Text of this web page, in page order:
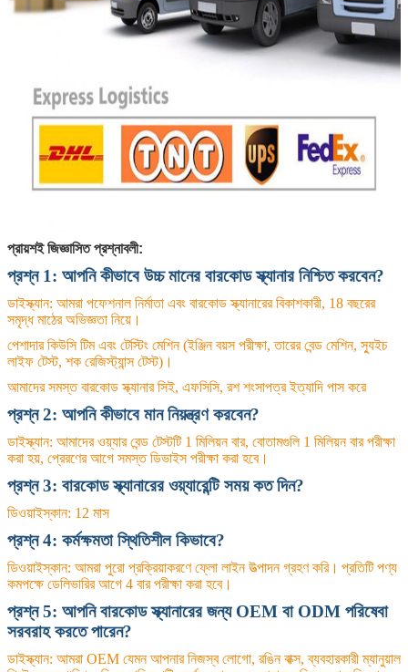
প্রায়শই জিজ্ঞাসিত প্রশ্নাবলী:
প্রশ্ন 1: আপনি কীভাবে উচ্চ মানের বারকোড স্ক্যানার নিশ্চিত করবেন?
ডাইস্ক্যান: আমরা পফেশনাল নির্মাতা এবং বারকোড স্ক্যানারের বিকাশকারী, 18 বছরের
সমৃদ্ধ মাঠের অভিজ্ঞতা নিয়ে।
পেশাদার কিউসি টিম এবং টেস্টিং মেশিন (ইঞ্জিন বয়স পরীক্ষা, তারের বেন্ড মেশিন, স্যুইচ
লাইফ টেস্ট, শক রেজিস্ট্যান্স টেস্ট)।
আমাদের সমস্ত বারকোড স্ক্যানার সিই, এফসিসি, রশ শংসাপত্র ইত্যাদি পাস করে
প্রশ্ন 2: আপনি কীভাবে মান নিয়ন্ত্রণ করবেন?
ডাইস্ক্যান: আমাদের ওয়্যার বেন্ড টেস্টটি 1 মিলিয়ন বার, বোতামগুলি 1 মিলিয়ন বার পরীক্ষা
করা হয়, প্রেরণের আগে সমস্ত ডিভাইস পরীক্ষা করা হবে।
প্রশ্ন 3: বারকোড স্ক্যানারের ওয়্যারেন্টি সময় কত দিন?
ডিওয়াইস্কান: 12 মাস
প্রশ্ন 4: কর্মক্ষমতা স্থিতিশীল কিভাবে?
ডিওয়াইস্কান: আমরা পুরো প্রক্রিয়াকরণে ফ্লো লাইন উত্পাদন গ্রহণ করি। প্রতিটি পণ্য
কমপক্ষে ডেলিভারির আগে 4 বার পরীক্ষা করা হবে।
প্রশ্ন 5: আপনি বারকোড স্ক্যানারের জন্য OEM বা ODM পরিষেবা
সরবরাহ করতে পারেন?
ডাইস্ক্যান: আমরা OEM যেমন আপনার নিজস্ব লোগো, রঙিন বাক্স, ব্যবহারকারী ম্যানুয়াল